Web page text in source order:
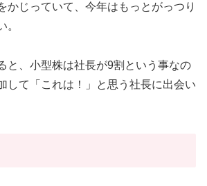
かじっていて、今年はもっとがっつり
。
と、小型株は社長が9割という事なの
して「これは！」と思う社長に出会い